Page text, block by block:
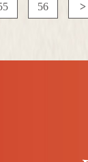
56 >